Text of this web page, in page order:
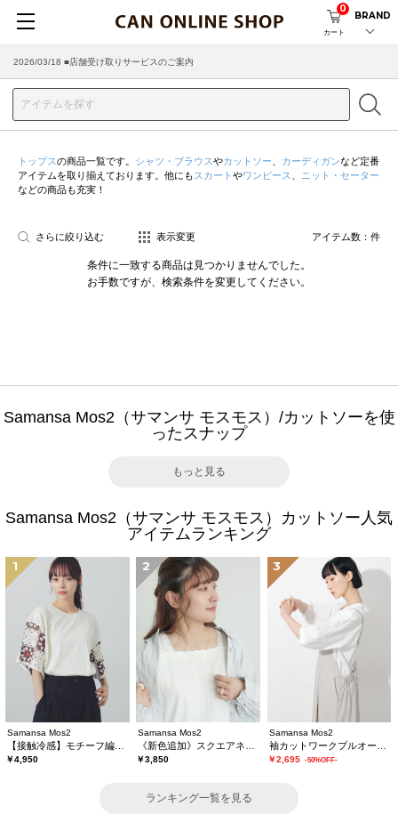
カート
0
BRAND
2026/03/18 ■店舗受け取りサービスのご案内
トップスの商品一覧です。 シャツ・ブラウスやカットソー カーディガンなど定番
アイテムを取り揃えております。他にも スカート やワンピース
ニット・セーター
などの商品も充実！
さらに絞り込む 表示変更 アイテム数： 件
条件に一致する商品は見つかりませんでした。
お手数ですが、検索条件を変更してください。
Samansa Mos2（サマンサ モスモス）/カットソーを使
ったスナップ
もっと見る
Samansa Mos2（サマンサ モスモス）カットソー人気
アイテムランキング
1
Samansa Mos2
￥4,950
2
Samansa Mos2
￥3,850
3
Samansa Mos2
￥2,695 -50%OFF-
ランキング一覧を見る